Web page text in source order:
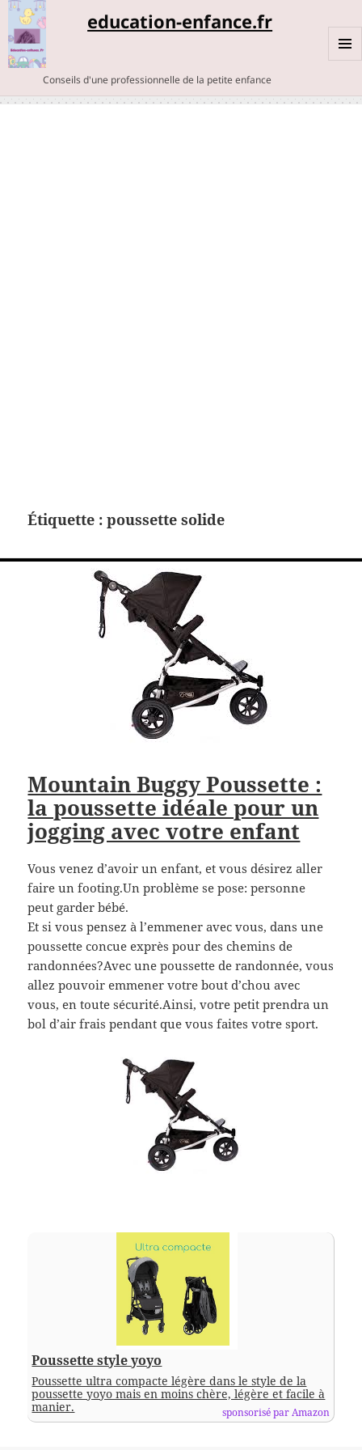
education-enfance.fr
Conseils d'une professionnelle de la petite enfance
Étiquette :poussette solide
Mountain Buggy Poussette :
la poussette idéale pour un
jogging avec votre enfant
Vous venez d’avoir un enfant, et vous désirez aller
faire un footing.Un problème se pose: personne
peut garder bébé.
Et si vous pensez à l’emmener avec vous, dans une
poussette concue exprès pour des chemins de
randonnées?Avec une poussette de randonnée, vous
allez pouvoir emmener votre bout d’chou avec
vous, en toute sécurité.Ainsi, votre petit prendra un
bol d’air frais pendant que vous faites votre sport.
Poussette style yoyo
Poussette ultra compacte légère dans le style de la
poussette yoyo mais en moins chère, légère et facile à
manier.
sponsorisé par Amazon